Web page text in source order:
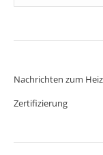
Nachrichten zum
Zertifizierung